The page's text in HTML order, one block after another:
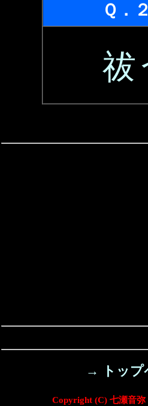
Ｑ．
祓
→ トップ
Copyright (C) 七瀬音弥